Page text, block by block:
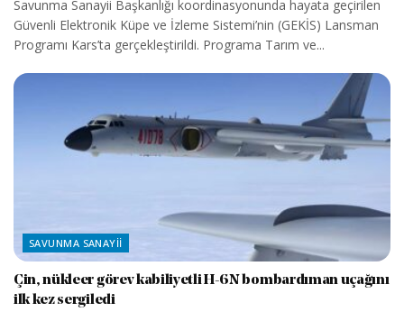
Savunma Sanayii Başkanlığı koordinasyonunda hayata geçirilen
Güvenli Elektronik Küpe ve İzleme Sistemi’nin (GEKİS) Lansman
Programı Kars’ta gerçekleştirildi. Programa Tarım ve...
SAVUNMA SANAYII
Çin, nükleer görev kabiliyetli H-6N bombardıman uçağını
ilk kez sergiledi